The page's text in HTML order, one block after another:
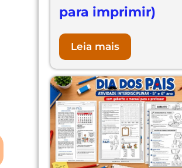
para imprimir)
Leia mais